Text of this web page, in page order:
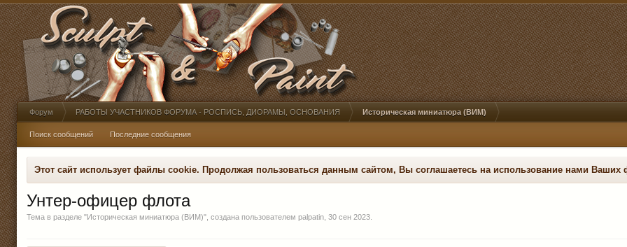
Форум РАБОТЫ УЧАСТНИКОВ ФОРУМА - РОСПИСЬ, ДИОРАМЫ, ОСНОВАНИЯ Историческая миниатюра (ВИМ)
Поиск сообщений Последние сообщения
Этот сайт использует файлы cookie. Продолжая пользоваться данным сайтом, Вы соглашаетесь на использование нами
Унтер-офицер флота
Тема в разделе "Историческая миниатюра (ВИМ)", создана пользователем palpatin 30 сен 2023